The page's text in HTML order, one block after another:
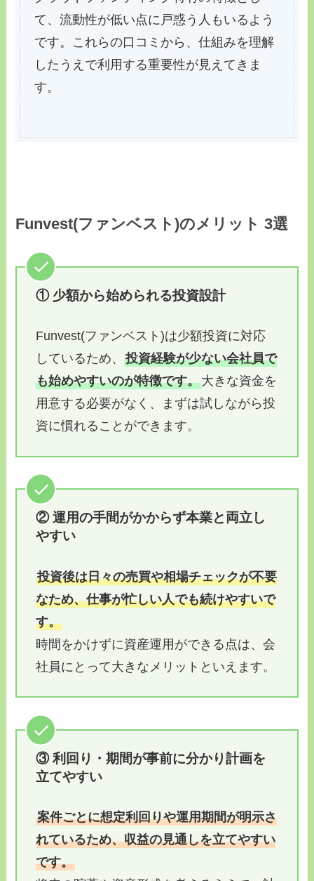
て、流動性が低い点に戸惑う人もいるよう
です。これらの口コミから、仕組みを理解
したうえで利用する重要性が見えてきま
す。
Funvest(ファンベスト)のメリット 3選
① 少額から始められる投資設計
Funvest(ファンベスト)は少額投資に対応
しているため、投資経験が少ない会社員で
も始めやすいのが特徴です。大きな資金を
用意する必要がなく、まずは試しながら投
資に慣れることができます。
② 運用の手間がかからず本業と両立し
やすい
投資後は日々の売買や相場チェックが不要
なため、仕事が忙しい人でも続けやすいで
す。
時間をかけずに資産運用ができる点は、会
社員にとって大きなメリットといえます。
③ 利回り・期間が事前に分かり計画を
立てやすい
案件ごとに想定利回りや運用期間が明示さ
れているため、収益の見通しを立てやすい
です。